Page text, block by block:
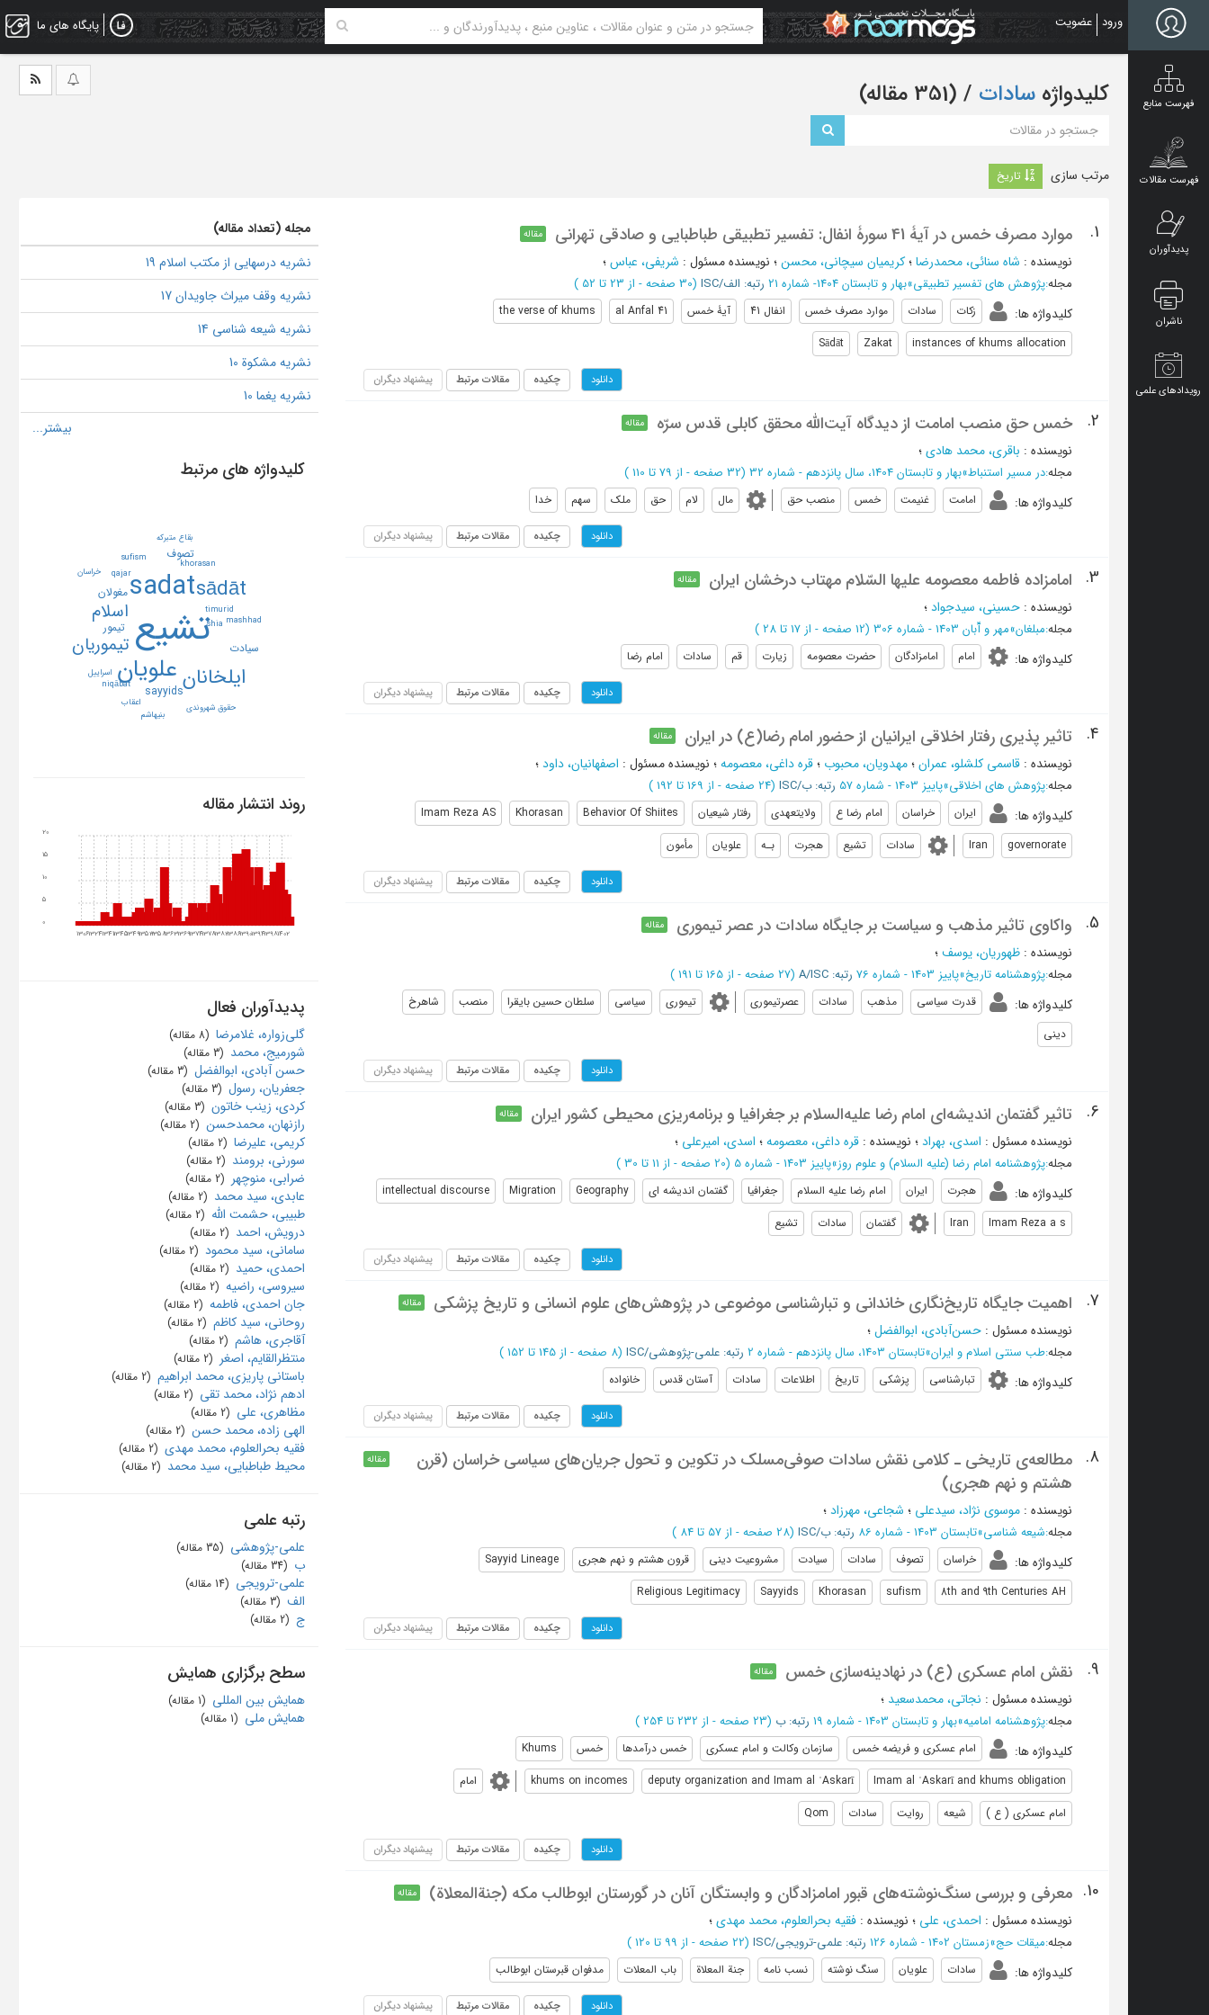
content
ورود عضویت پایگاه های ما
فهرست منابع
فهرست مقالات
پدیدآوران
ناشران
رویدادهای علمی
کلیدواژه سادات ‏/ (351 مقاله)
مرتب سازی تاریخ
1. موارد مصرف خمس در آیۀ 41 سورۀ انفال: تفسیر تطبیقی طباطبایی و صادقی تهرانی مقاله
نویسنده : شاه سنائی، محمدرضا؛کریمیان سیچانی، محسن؛ نویسنده مسئول : شریفی، عباس؛
مجله:پژوهش های تفسیر تطبیقی»بهار و تابستان 1404- شماره 21 رتبه: الف/ISC (‎30 صفحه - از 23 تا 52 )
کلیدواژه ها: زکات سادات موارد مصرف خمس انفال 41 آیۀ خمس al Anfal 41
the verse of khums
instances of khums allocation
Zakat
Sādāt
دانلود چکیده مقالات مرتبط پیشنهاد دیگران
2. خمس حق منصب امامت از دیدگاه آیت‌الله محقق کابلی قدس سرّه مقاله
نویسنده : باقری، محمد هادی؛
مجله:در مسیر استنباط»بهار و تابستان 1404، سال پانزدهم - شماره 32 (‎32 صفحه - از 79 تا 110 )
کلیدواژه ها: امامت غنیمت خمس منصب حق مال لام حق ملک سهم خدا
دانلود چکیده مقالات مرتبط پیشنهاد دیگران
3. امامزاده فاطمه معصومه علیها السّلام مهتاب درخشان ایران مقاله
نویسنده : حسینی، سیدجواد؛
مجله:مبلغان»مهر و آّبان 1403 - شماره 306 (‎12 صفحه - از 17 تا 28 )
کلیدواژه ها: امام امامزادگان حضرت معصومه زیارت قم سادات امام رضا
دانلود چکیده مقالات مرتبط پیشنهاد دیگران
4. تاثیر پذیری رفتار اخلاقی ایرانیان از حضور امام رضا(ع) در ایران مقاله
نویسنده : قاسمی کلشلو، عمران؛مهدویان، محبوب ؛قره داغی، معصومه؛ نویسنده مسئول : اصفهانیان، داود؛
مجله:پژوهش های اخلاقی»پاییز 1403 - شماره 57 رتبه: ب/ISC (‎24 صفحه - از 169 تا 192 )
کلیدواژه ها: ایران خراسان امام رضا ع ولایتعهدی رفتار شیعیان Behavior Of Shiites
Khorasan
Imam Reza AS
governorate
Iran سادات تشیع هجرت بـه علویان مأمون
دانلود چکیده مقالات مرتبط پیشنهاد دیگران
5. واکاوی تاثیر مذهب و سیاست بر جایگاه سادات در عصر تیموری مقاله
نویسنده : ظهوریان، یوسف؛
مجله:پژوهشنامه تاریخ»پاییز 1403 - شماره 76 رتبه: A/ISC (‎27 صفحه - از 165 تا 191 )
کلیدواژه ها: قدرت سیاسی مذهب سادات عصرتیموری تیموری سیاسی سلطان حسین بایقرا منصب
شاهرخ
دینی
دانلود چکیده مقالات مرتبط پیشنهاد دیگران
6. تاثیر گفتمان اندیشه‌ای امام رضا علیه‌السلام بر جغرافیا و برنامه‌ریزی محیطی کشور ایران مقاله
نویسنده مسئول : اسدی، بهراد؛ نویسنده : قره داغی، معصومه؛ اسدی، امیرعلی ؛
مجله:پژوهشنامه امام رضا (علیه السلام) و علوم روز»پاییز 1403 - شماره 5 (‎20 صفحه - از 11 تا 30 )
کلیدواژه ها: هجرت ایران امام رضا علیه السلام جغرافیا گفتمان اندیشه ای Geography
Migration
intellectual discourse
Imam Reza a s
Iran گفتمان سادات تشیع
دانلود چکیده مقالات مرتبط پیشنهاد دیگران
7. اهمیت جایگاه تاریخ‌نگاری خاندانی و تبارشناسی موضوعی در پژوهش‌های علوم ‌انسانی و تاریخ پزشکی مقاله
نویسنده مسئول : حسن‌آبادی، ابوالفضل؛
مجله:طب سنتی اسلام و ایران»تابستان 1403، سال پانزدهم - شماره 2 رتبه: علمی-پژوهشی/ISC (‎8 صفحه - از 145 تا 152 )
کلیدواژه ها: تبارشناسی پزشکی تاریخ اطلاعات سادات آستان قدس خانواده
دانلود چکیده مقالات مرتبط پیشنهاد دیگران
8.
مطالعه‌ی تاریخی ـ کلامی نقش سادات صوفی‌مسلک در تکوین و تحول جریان‌های سیاسی خراسان (قرن‌
هشتم و نهم هجری)
مقاله
نویسنده : موسوی نژاد، سیدعلی ؛ شجاعی، مهرزاد؛
مجله:شیعه شناسی»تابستان 1403 - شماره 86 رتبه: ب/ISC (‎28 صفحه - از 57 تا 84 )
کلیدواژه ها: خراسان تصوف سادات سیادت مشروعیت دینی قرون هشتم و نهم هجری
Sayyid Lineage
8th and 9th Centuries AH
sufism
Khorasan
Sayyids
Religious Legitimacy
دانلود چکیده مقالات مرتبط پیشنهاد دیگران
9. نقش امام عسکری‌ (ع)‌ در نهادینه‌سازی خمس مقاله
نویسنده مسئول : نجاتی، محمدسعید ؛
مجله:پژوهشنامه امامیه»بهار و تابستان 1403 - شماره 19 رتبه: ب (‎23 صفحه - از 232 تا 254 )
کلیدواژه ها: امام عسکری و فریضه خمس سازمان وکالت و امام عسکری خمس درآمدها خمس
Khums
Imam al ʿAskarī and khums obligation
deputy organization and Imam al ʿAskarī
khums on incomes
امام
امام عسکری ( ع )
شیعه روایت سادات Qom
دانلود چکیده مقالات مرتبط پیشنهاد دیگران
10. معرفی و بررسی سنگ‌نوشته‌های قبور امامزادگان و وابستگان آنان در گورستان ابوطالب مکه (جنة‌المعلاة) مقاله
نویسنده مسئول : احمدی، علی ؛ نویسنده : فقیه بحرالعلوم، محمد مهدی؛
مجله:میقات حج»زمستان 1402 - شماره 126 رتبه: علمی-ترویجی/ISC (‎22 صفحه - از 99 تا 120 )
کلیدواژه ها: سادات علویان سنگ نوشته نسب نامه جنة المعلاة باب المعلات مدفوان قبرستان ابوطالب
دانلود چکیده مقالات مرتبط پیشنهاد دیگران
مجله (تعداد مقاله)
نشریه درسهایی از مکتب اسلام 19
نشریه وقف میراث جاویدان 17
نشریه شیعه شناسی 14
نشریه مشکو‌ة 10
نشریه یغما 10
کلیدواژه های مرتبط
تشيع
sadat
علويان
sādāt
ايلخانان
اسلام
تيموريان
sayyids
تصوف
تيمور
سيادت
مغولان
khorasan
mashhad
niqābat
qajar
shia
sufism
timurid
اسراييل
اعقاب
بقاع متبركه
بنيهاشم
حقوق شهروندي
خراسان
روند انتشار مقاله
13061324134113451349135313581363136913741378138213861390139413981402
0
5
10
15
20
پدیدآوران فعال
گلی‌زواره، غلامرضا ‏ (8 مقاله)
شورمیج، محمد ‏ (3 مقاله)
حسن آبادی، ابوالفضل ‏ (3 مقاله)
جعفریان، رسول ‏ (3 مقاله)
كردي، زينب خاتون ‏ (3 مقاله)
رازنهان، محمدحسن ‏ (2 مقاله)
کریمی، علیرضا ‏ (2 مقاله)
سورنی، برومند ‏ (2 مقاله)
ضرابی، منوچهر ‏ (2 مقاله)
عابدی، سید محمد ‏ (2 مقاله)
طبیبی، حشمت الله ‏ (2 مقاله)
درویش، احمد ‏ (2 مقاله)
سامانی، سید محمود ‏ (2 مقاله)
احمدی، حمید ‏ (2 مقاله)
سیروسی، راضیه ‏ (2 مقاله)
جان احمدی، فاطمه ‏ (2 مقاله)
روحانی، سید کاظم ‏ (2 مقاله)
آقاجری، هاشم ‏ (2 مقاله)
منتظرالقایم، اصغر ‏ (2 مقاله)
باستانی پاریزی، محمد ابراهیم ‏ (2 مقاله)
ادهم نژاد، محمد تقی ‏ (2 مقاله)
مظاهری، علی ‏ (2 مقاله)
الهی زاده، محمد حسن ‏ (2 مقاله)
فقیه بحرالعلوم، محمد مهدی ‏ (2 مقاله)
محیط طباطبایی، سید محمد ‏ (2 مقاله)
رتبه علمی
علمی-پژوهشی ‏ (35 مقاله)
ب ‏ (34 مقاله)
علمی-ترویجی ‏ (14 مقاله)
الف ‏ (3 مقاله)
ج ‏ (2 مقاله)
سطح برگزاری همایش
همایش بین المللی ‏ (1 مقاله)
همایش ملی ‏ (1 مقاله)